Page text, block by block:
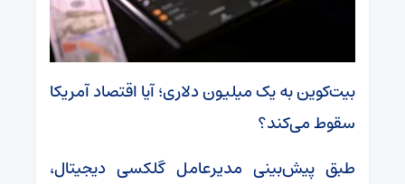
بیت‌کوین به یک میلیون دلاری؛ آیا اقتصاد آمریکا
سقوط می‌کند؟
طبق پیش‌بینی مدیرعامل گلکسی دیجیتال،